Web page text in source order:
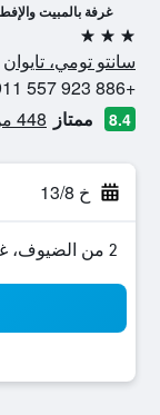
غرفة بالمبيت
3 نجوم
سانتو تومي، تايوان
+886 923 557 911
8.4 ممتاز 448 من التقييمات تم التحقق منها
خ 13/8
2 من الضيوف، غرفة واحدة